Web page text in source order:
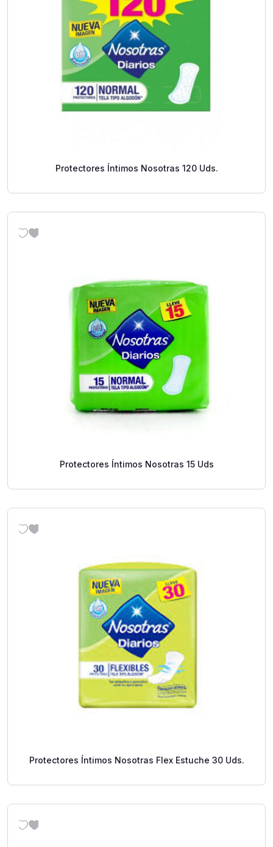
Protectores Íntimos Nosotras 120 Uds.
Protectores Íntimos Nosotras 15 Uds
Protectores Íntimos Nosotras Flex Estuche 30 Uds.